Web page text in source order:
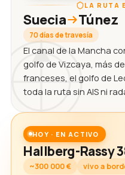
LA RUTA
Suecia Túnez
70 días de travesía
El canal de la Mancha
golfo de Vizcaya, más
franceses, el golfo de
toda la ruta sin AIS ni
HOY · EN ACTIVO
Hallberg-Rassy
~300 000 € vivo a